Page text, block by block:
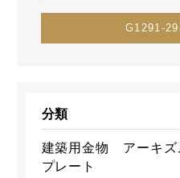
G1291-
分類
建築用金物 アーキズ
プレート